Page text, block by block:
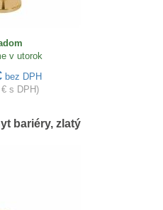
v utorok
bez DPH
s DPH)
bariéry, zlatý